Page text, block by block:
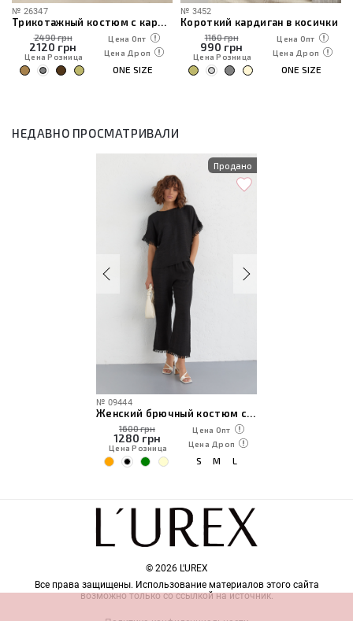
№ 26347
Трикотажный костюм с кардиганом, топом и брюками
2490 грн
2120 грн
Цена Розница
Цена Опт
Цена Дроп
ONE SIZE
№ 3452
Короткий кардиган в косички
1160 грн
990 грн
Цена Розница
Цена Опт
Цена Дроп
ONE SIZE
НЕДАВНО ПРОСМАТРИВАЛИ
Продано
№ 09444
Женский брючный костюм с бахромой
1600 грн
1280 грн
Цена Розница
Цена Опт
Цена Дроп
S M L
© 2026 L'UREX
Все права защищены. Использование материалов этого сайта
возможно только со ссылкой на источник.